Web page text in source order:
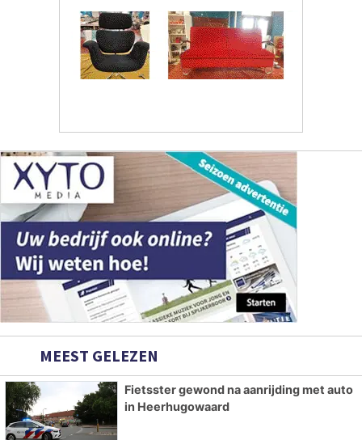
MEEST GELEZEN
Fietsster gewond na aanrijding met auto
in Heerhugowaard